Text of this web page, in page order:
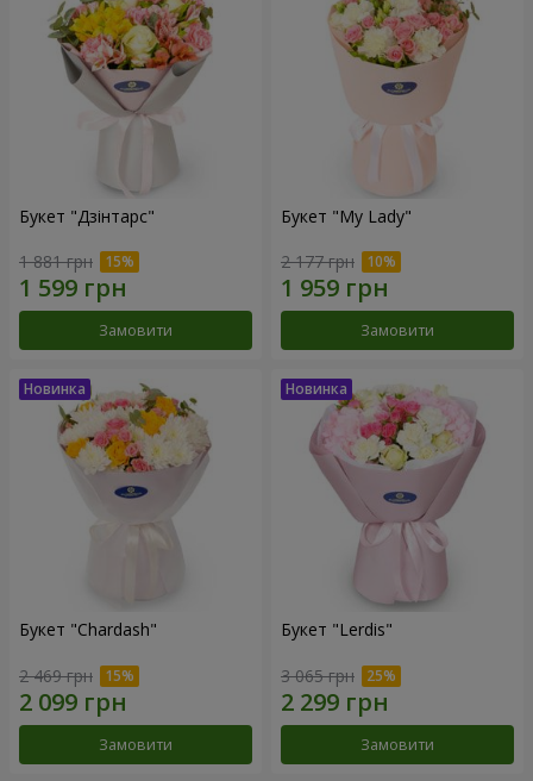
Букет "Дзінтарс"
1 881 грн
Замовити
Букет "My Lady"
2 177 грн
Замовити
Букет "Chardash"
2 469 грн
Замовити
Букет "Lerdis"
3 065 грн
Замовити